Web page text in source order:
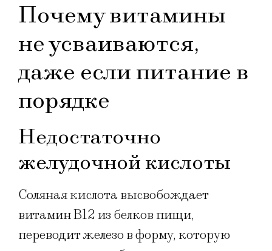
Почему витамины
не усваиваются,
даже если питание в
порядке
Недостаточно
желудочной кислоты
Соляная кислота высвобождает
витамин B12 из белков пищи,
переводит железо в форму, которую